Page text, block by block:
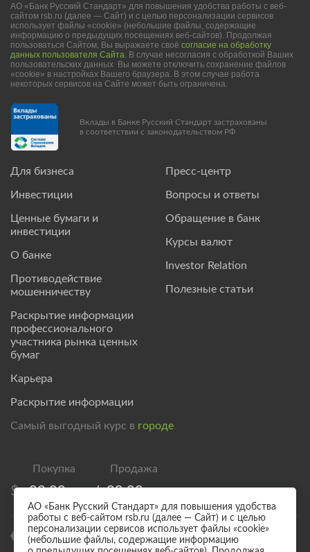
Для бизнеса
Инвестиции
Ценные бумаги и
инвестиции
О банке
Противодействие
мошенничеству
Раскрытие информации
профессионального
участника рынка ценных
бумаг
Карьера
Раскрытие информации
Пресс-центр
Вопросы и ответы
Обращение в банк
Курсы валют
Investor Relation
Полезные статьи
АО «Банк Русский Стандарт» для повышения удобства работы с веб-
сайтом rsb.ru (далее — Сайт) и с целью персонализации сервисов
использует файлы «cookie» (небольшие файлы, содержащие
информацию о предыдущих посещениях веб-сайтов). Продолжая
пользоваться Сайтом, Вы выражаете своё согласие на обработку
данных пользователя Сайта. В случае несогласия с обработкой Ваших
пользовательских данных Вы можете отключить сохранение файлов
«cookie» в настройках Вашего браузера. В этом случае работа
некоторых сервисов на Сайте может быть ограничена.
Вклады в Банке Русский Стандарт застрахованы
в соответствии с законодательством РФ
Самый выгодный курс в городе
$ 83,00 / 89,00
€ 95,00 / 101,00
АО «Банк Русский Стандарт» для повышения удобства
работы с веб-сайтом rsb.ru (далее — Сайт) и с целью
персонализации сервисов использует файлы «cookie»
(небольшие файлы, содержащие информацию